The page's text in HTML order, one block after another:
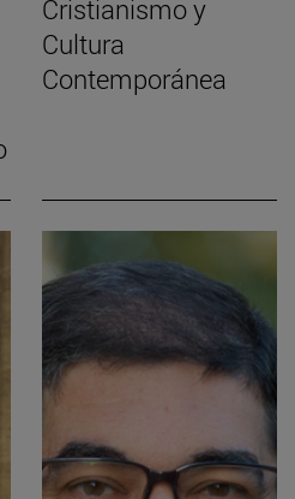
Cristianismo y
Cultura
Contemporánea